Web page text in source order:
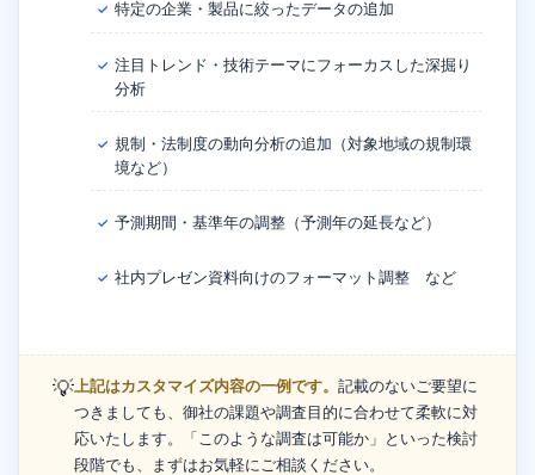
✓ 特定の企業・製品に絞ったデータの追加
✓ 注目トレンド・技術テーマにフォーカスした深掘り
分析
✓ 規制・法制度の動向分析の追加（対象地域の規制環
境など）
✓ 予測期間・基準年の調整（予測年の延長など）
✓ 社内プレゼン資料向けのフォーマット調整 など
💡上記はカスタマイズ内容の一例です。 記載のないご要望に
つきましても、御社の課題や調査目的に合わせて柔軟に対
応いたします。「このような調査は可能か」といった検討
段階でも、まずはお気軽にご相談ください。